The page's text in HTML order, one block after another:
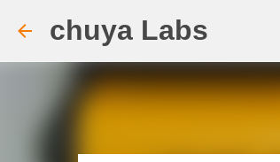
chuya Labs